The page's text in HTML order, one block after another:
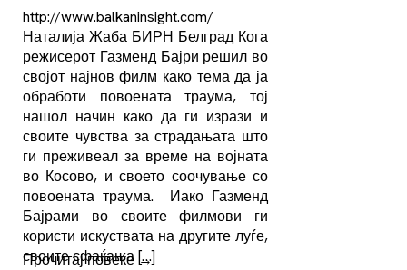
http://www.balkaninsight.com/
Наталија Жаба БИРН Белград Кога
режисерот Газменд Бајри решил во
својот најнов филм како тема да ја
обработи повоената траума, тој
нашол начин како да ги изрази и
своите чувства за страдањата што
ги преживеал за време на војната
во Косово, и своето соочување со
повоената траума. Иако Газменд
Бајрами во своите филмови ги
користи искуствата на другите луѓе,
своите сфаќања […]
Прочитај повеќе →